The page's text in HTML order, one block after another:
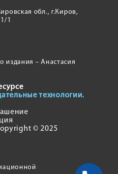
обл., г.Киров,
1
издания – Анастасия
технологии.
© 2025